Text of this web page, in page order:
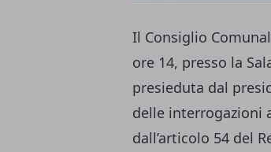
Il Consiglio
ore 14, presso la
presieduta dal
delle interrogazioni
dall’articolo 54 del